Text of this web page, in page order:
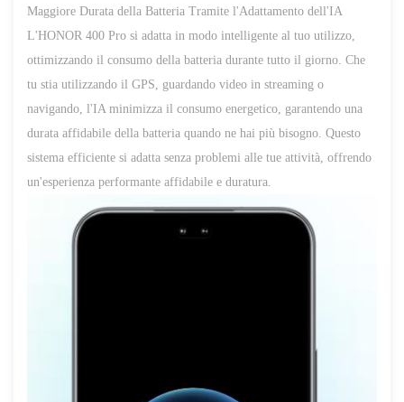
Maggiore Durata della Batteria Tramite l'Adattamento dell'IA
L'HONOR 400 Pro si adatta in modo intelligente al tuo utilizzo,
ottimizzando il consumo della batteria durante tutto il giorno. Che
tu stia utilizzando il GPS, guardando video in streaming o
navigando, l'IA minimizza il consumo energetico, garantendo una
durata affidabile della batteria quando ne hai più bisogno. Questo
sistema efficiente si adatta senza problemi alle tue attività, offrendo
un'esperienza performante affidabile e duratura.